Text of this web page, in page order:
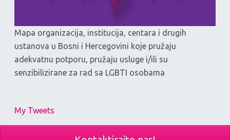
Mapa organizacija, institucija, centara i drugih
ustanova u Bosni i Hercegovini koje pružaju
adekvatnu potporu, pružaju usluge i/ili su
senzibilizirane za rad sa LGBTI osobama
My Tweets